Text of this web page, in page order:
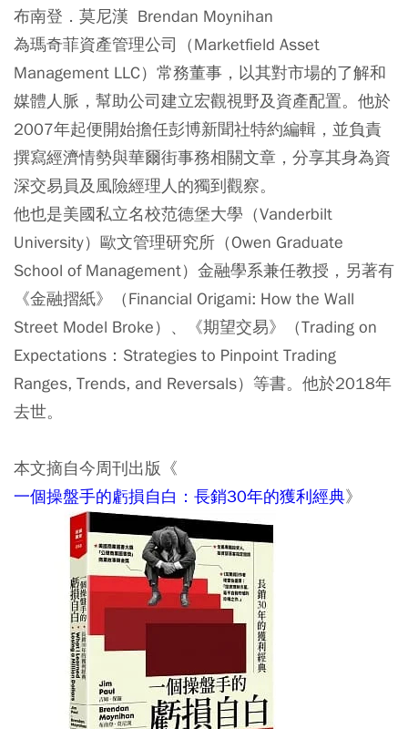
布南登．莫尼漢 Brendan Moynihan
為瑪奇菲資產管理公司（Marketfield Asset
Management LLC）常務董事，以其對市場的了解和
媒體人脈，幫助公司建立宏觀視野及資產配置。他於
2007年起便開始擔任彭博新聞社特約編輯，並負責
撰寫經濟情勢與華爾街事務相關文章，分享其身為資
深交易員及風險經理人的獨到觀察。
他也是美國私立名校范德堡大學（Vanderbilt
University）歐文管理研究所（Owen Graduate
School of Management）金融學系兼任教授，另著有
《金融摺紙》（Financial Origami: How the Wall
Street Model Broke）、《期望交易》（Trading on
Expectations：Strategies to Pinpoint Trading
Ranges, Trends, and Reversals）等書。他於2018年
去世。
本文摘自今周刊出版《
一個操盤手的虧損自白：長銷30年的獲利經典》